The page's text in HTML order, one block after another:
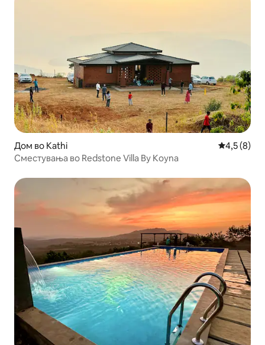
Дом во Kathi Просечна
4,5 (8)
Сместувања во Redstone Villa By Koyna